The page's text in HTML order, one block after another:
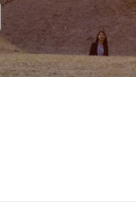
예천 / 회룡포 일